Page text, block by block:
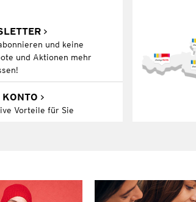
und keine
und Aktionen mehr
KONTO
Vorteile für Sie